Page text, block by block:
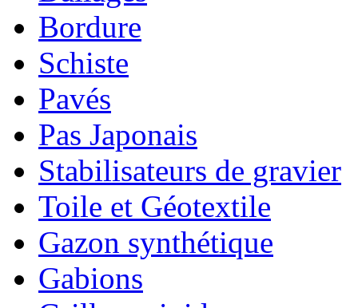
Bordure
Schiste
Pavés
Pas Japonais
Stabilisateurs de gravier
Toile et Géotextile
Gazon synthétique
Gabions